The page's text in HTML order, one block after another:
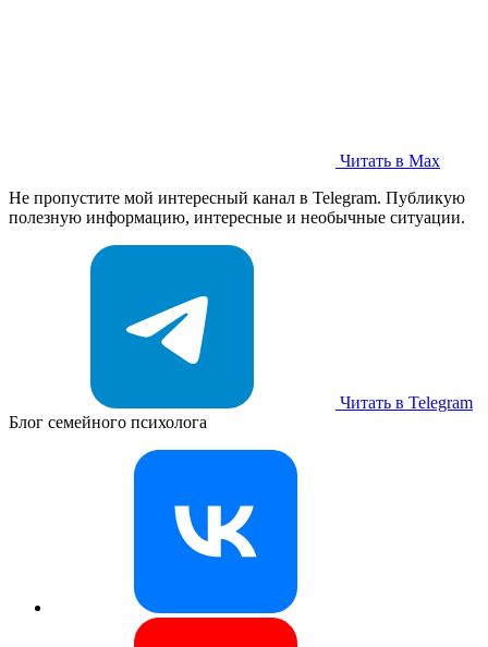
Читать в Max
Не пропустите мой интересный канал в Telegram. Публикую
полезную информацию, интересные и необычные ситуации.
Читать в Telegram
Блог семейного психолога